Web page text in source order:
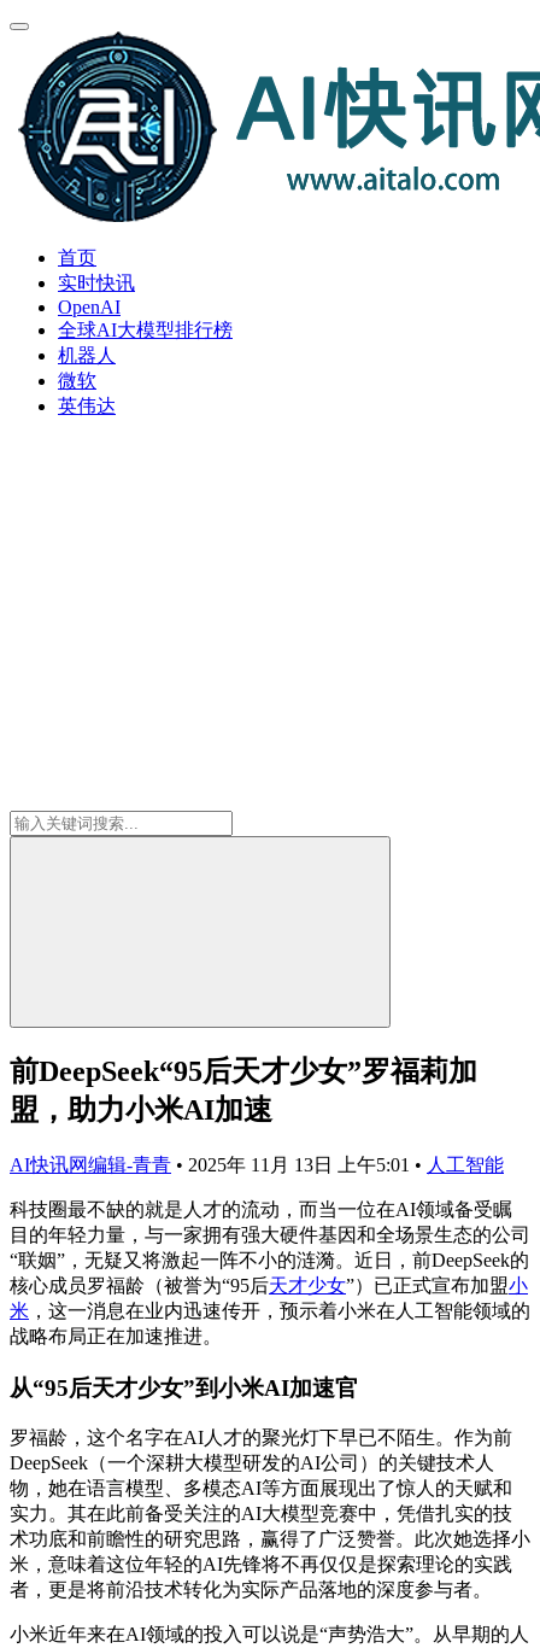
首页
实时快讯
OpenAI
全球AI大模型排行榜
机器人
微软
英伟达
前DeepSeek“95后天才少女”罗福莉加
盟，助力小米AI加速
AI快讯网编辑-青青 • 2025年 11月 13日 上午5:01 • 人工智能
科技圈最不缺的就是人才的流动，而当一位在AI领域备受瞩
目的年轻力量，与一家拥有强大硬件基因和全场景生态的公司
“联姻”，无疑又将激起一阵不小的涟漪。近日，前DeepSeek的
核心成员罗福龄（被誉为“95后天才少女”）已正式宣布加盟小
米 ，这一消息在业内迅速传开，预示着小米在人工智能领域的
战略布局正在加速推进。
从“95后天才少女”到小米AI加速官
罗福龄，这个名字在AI人才的聚光灯下早已不陌生。作为前
DeepSeek（一个深耕大模型研发的AI公司）的关键技术人
物，她在语言模型、多模态AI等方面展现出了惊人的天赋和
实力。其在此前备受关注的AI大模型竞赛中，凭借扎实的技
术功底和前瞻性的研究思路，赢得了广泛赞誉。此次她选择小
米，意味着这位年轻的AI先锋将不再仅仅是探索理论的实践
者，更是将前沿技术转化为实际产品落地的深度参与者。
小米近年来在AI领域的投入可以说是“声势浩大”。从早期的人